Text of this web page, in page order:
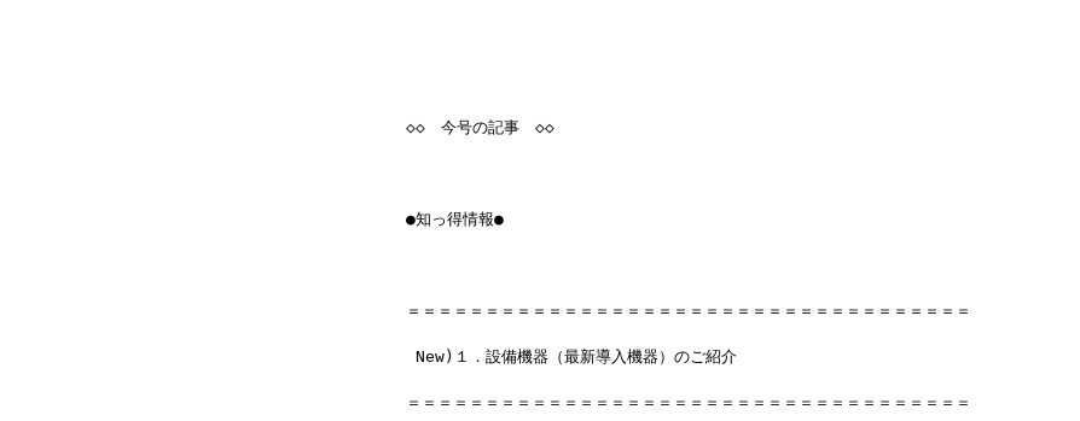
◇◇　今号の記事　◇◇
●知っ得情報●
＝＝＝＝＝＝＝＝＝＝＝＝＝＝＝＝＝＝＝＝＝＝＝＝＝＝＝＝＝＝＝＝＝＝＝＝
New)１．設備機器（最新導入機器）のご紹介
＝＝＝＝＝＝＝＝＝＝＝＝＝＝＝＝＝＝＝＝＝＝＝＝＝＝＝＝＝＝＝＝＝＝＝＝